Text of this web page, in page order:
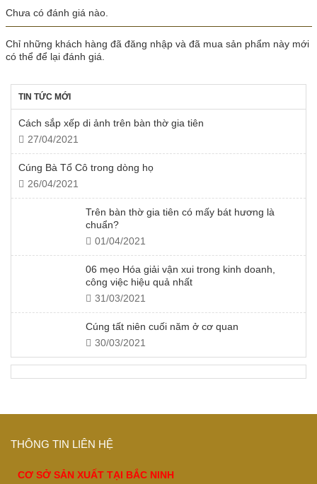
Chưa có đánh giá nào.
Chỉ những khách hàng đã đăng nhập và đã mua sản phẩm này mới
có thể để lại đánh giá.
TIN TỨC MỚI
Cách sắp xếp di ảnh trên bàn thờ gia tiên
27/04/2021
Cúng Bà Tổ Cô trong dòng họ
26/04/2021
Trên bàn thờ gia tiên có mấy bát hương là
chuẩn?
01/04/2021
06 mẹo Hóa giải vận xui trong kinh doanh,
công việc hiệu quả nhất
31/03/2021
Cúng tất niên cuối năm ở cơ quan
30/03/2021
THÔNG TIN LIÊN HỆ
CƠ SỞ SẢN XUẤT TẠI BẮC NINH